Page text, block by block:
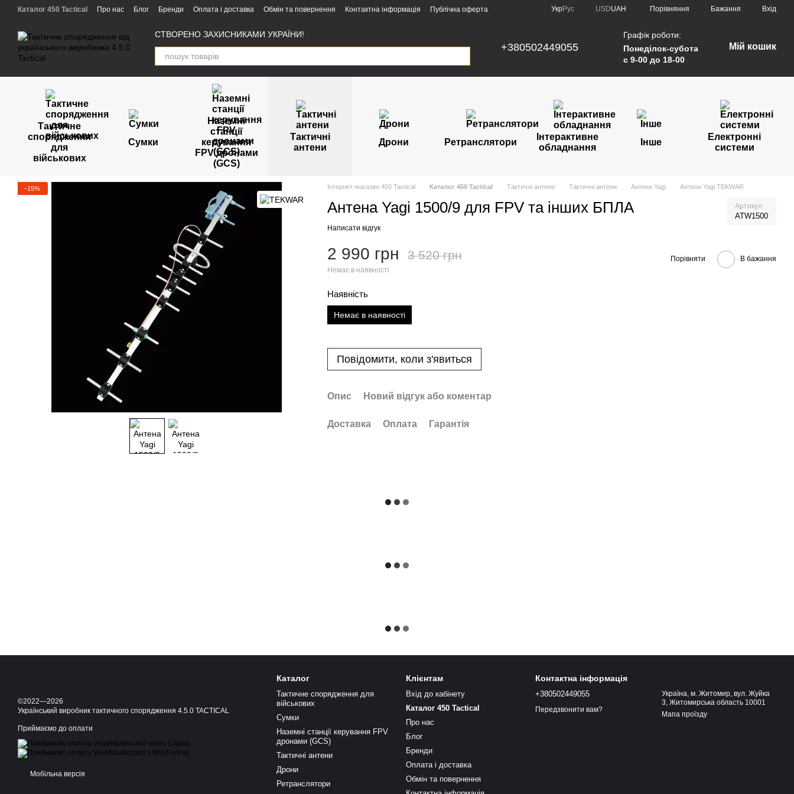
Перейти к основному контенту
Каталог 450 Tactical Про нас Блог Бренди Оплата і доставка Обмін та повернення Контактна інформація
Публічна оферта
УкрРус USDUAH Порівняння Бажання Вхід
СТВОРЕНО ЗАХИСНИКАМИ УКРАЇНИ!
+380502449055
Графік роботи:
Понеділок-субота
с 9-00 до 18-00
Мій кошик
Тактичне
спорядження
для
військових
Сумки
Наземні
станції
керування
FPV дронами
(GCS)
Тактичні
антени
Дрони Ретранслятори
Інтерактивне
обладнання
Інше
Електронні
системи
−15% Інтернет-магазин 450 Tactical Каталог 450 Tactical Тактичні антени Тактичні антени Антени Yagi Антени Yagi TEKWAR
Антена Yagi 1500/9 для FPV та інших БПЛА Артикул
ATW1500
Написати відгук
2 990 грн 3 520 грн
Немає в наявності
Порівняти В бажання
Наявність
Немає в наявності
Повідомити, коли з'явиться
Опис Новий відгук або коментар
Доставка Оплата Гарантія
©2022—2026
Український виробник тактичного спорядження 4.5.0 TACTICAL
Приймаємо до оплати
Мобільна версія
Каталог
Тактичне спорядження для
військових
Сумки
Наземні станції керування FPV
дронами (GCS)
Тактичні антени
Дрони
Ретранслятори
Клієнтам
Вхід до кабінету
Каталог 450 Tactical
Про нас
Блог
Бренди
Оплата і доставка
Обмін та повернення
Контактна інформація
+380502449055
Передзвонити вам?
Україна, м. Житомир, вул. Жуйка
3, Житомирська область 10001
Мапа проїзду